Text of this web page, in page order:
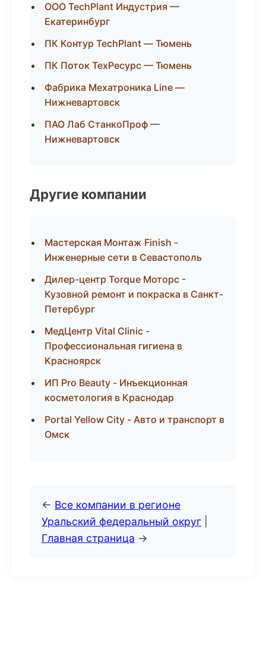
ООО TechPlant Индустрия —
Екатеринбург
ПК Контур TechPlant — Тюмень
ПК Поток ТехРесурс — Тюмень
Фабрика Мехатроника Line —
Нижневартовск
ПАО Лаб СтанкоПроф —
Нижневартовск
Другие компании
Мастерская Монтаж Finish -
Инженерные сети в Севастополь
Дилер-центр Torque Моторс -
Кузовной ремонт и покраска в Санкт-
Петербург
МедЦентр Vital Clinic -
Профессиональная гигиена в
Красноярск
ИП Pro Beauty - Инъекционная
косметология в Краснодар
Portal Yellow City - Авто и транспорт в
Омск
← Все компании в регионе
Уральский федеральный округ
Главная страница →